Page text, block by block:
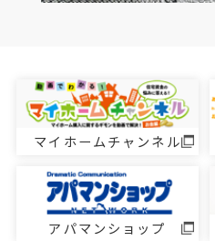
マイホームチャンネル
アパマンショップ